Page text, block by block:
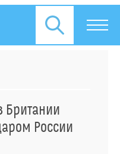
Британии
России